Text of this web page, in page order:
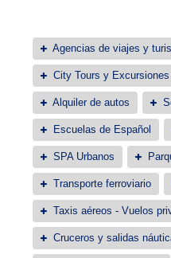
Agencias de viajes y
City Tours y Excursiones
Alquiler de autos
Escuelas de Español
SPA Urbanos
Transporte ferroviario
Taxis aéreos - Vuelos
Cruceros y salidas